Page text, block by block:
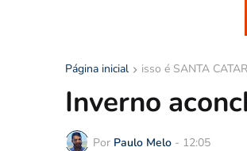
Página inicial isso é SANTA
Inverno
Por Paulo Melo - 12:05